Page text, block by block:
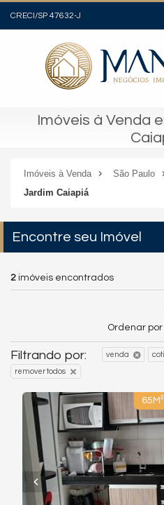
CRECI/SP 47632-J
Imóveis à Venda
Imóveis à Venda São Paulo
Jardim Caiapiá
Encontre seu Imóvel
2 imóveis encontrados
Ordenar por
Filtrando por: venda
remover todos